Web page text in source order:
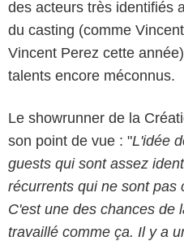
des acteurs très identifiés
du casting (comme
Vincent Perez cette
talents encore méconnus.
Le showrunner de la
son point de vue : "L'idée
guests qui sont assez
récurrents qui ne sont pas
C'est une des chances de
travaillé comme ça. Il y a